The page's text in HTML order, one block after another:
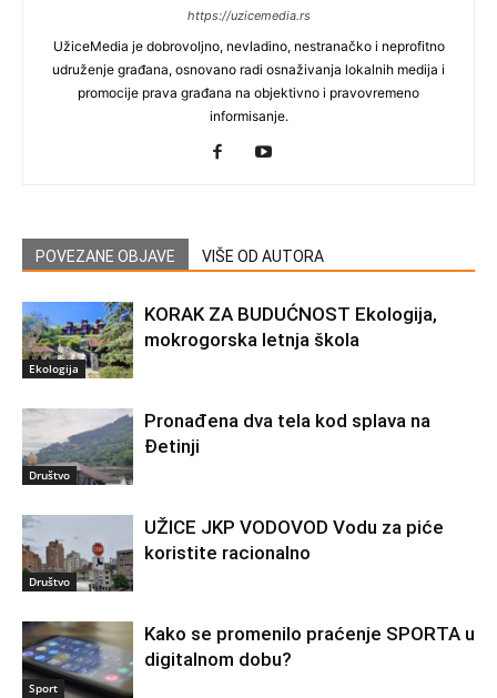
https://uzicemedia.rs
UžiceMedia je dobrovoljno, nevladino, nestranačko i neprofitno
udruženje građana, osnovano radi osnaživanja lokalnih medija i
promocije prava građana na objektivno i pravovremeno
informisanje.
POVEZANE OBJAVE VIŠE OD AUTORA
Ekologija
KORAK ZA BUDUĆNOST Ekologija,
mokrogorska letnja škola
Društvo
Pronađena dva tela kod splava na
Đetinji
Društvo
UŽICE JKP VODOVOD Vodu za piće
koristite racionalno
Sport
Kako se promenilo praćenje SPORTA u
digitalnom dobu?